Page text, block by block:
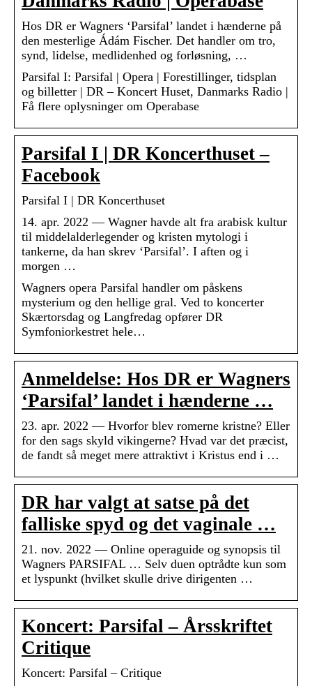
Hos DR er Wagners ‘Parsifal’ landet i hænderne på
den mesterlige Ádám Fischer. Det handler om tro,
synd, lidelse, medlidenhed og forløsning, …
Parsifal I: Parsifal | Opera | Forestillinger, tidsplan
og billetter | DR – Koncert Huset, Danmarks Radio |
Få flere oplysninger om Operabase
Parsifal I | DR Koncerthuset –
Facebook
Parsifal I | DR Koncerthuset
14. apr. 2022 — Wagner havde alt fra arabisk kultur
til middelalderlegender og kristen mytologi i
tankerne, da han skrev ‘Parsifal’. I aften og i
morgen …
Wagners opera Parsifal handler om påskens
mysterium og den hellige gral. Ved to koncerter
Skærtorsdag og Langfredag opfører DR
Symfoniorkestret hele…
Anmeldelse: Hos DR er Wagners
‘Parsifal’ landet i hænderne …
23. apr. 2022 — Hvorfor blev romerne kristne? Eller
for den sags skyld vikingerne? Hvad var det præcist,
de fandt så meget mere attraktivt i Kristus end i …
DR har valgt at satse på det
falliske spyd og det vaginale …
21. nov. 2022 — Online operaguide og synopsis til
Wagners PARSIFAL … Selv duen optrådte kun som
et lyspunkt (hvilket skulle drive dirigenten …
Koncert: Parsifal – Årsskriftet
Critique
Koncert: Parsifal – Critique